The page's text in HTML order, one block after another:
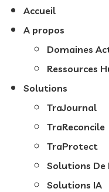
Accueil
A propos
Domaines
Ressources
Solutions
TraJournal
TraReconcile
TraProtect
Solutions De
Solutions IA